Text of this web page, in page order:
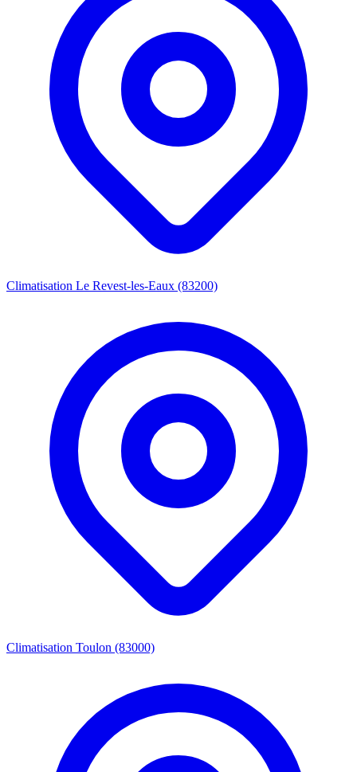
Climatisation Le Revest-les-Eaux (83200)
Climatisation Toulon (83000)